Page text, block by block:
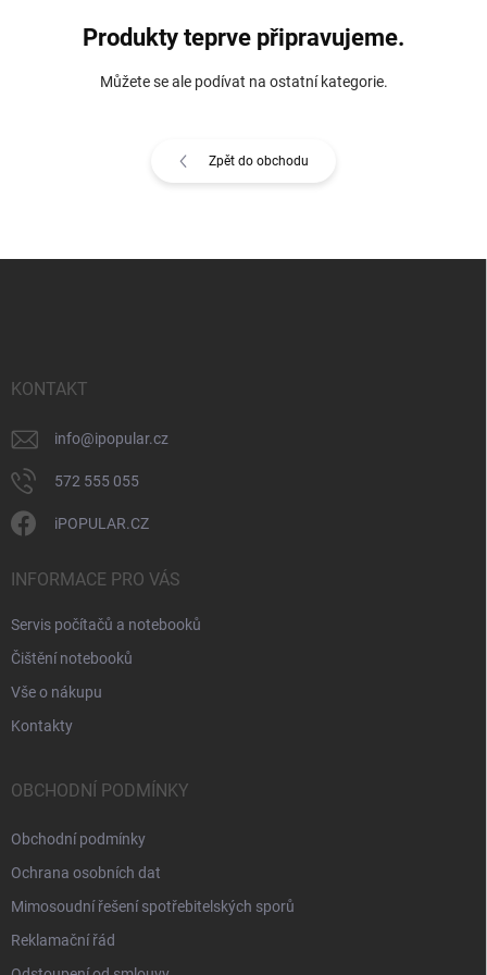
Produkty teprve připravujeme.
Můžete se ale podívat na ostatní kategorie.
Zpět do obchodu
KONTAKT
info@ipopular.cz
572 555 055
iPOPULAR.CZ
INFORMACE PRO VÁS
Servis počítačů a notebooků
Čištění notebooků
Vše o nákupu
Kontakty
OBCHODNÍ PODMÍNKY
Obchodní podmínky
Ochrana osobních dat
Mimosoudní řešení spotřebitelských sporů
Reklamační řád